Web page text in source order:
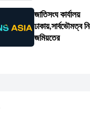
জাতিসংঘ কার্যালয়
ঢাকায়,সার্বভৌমত্ব
জমিয়তের